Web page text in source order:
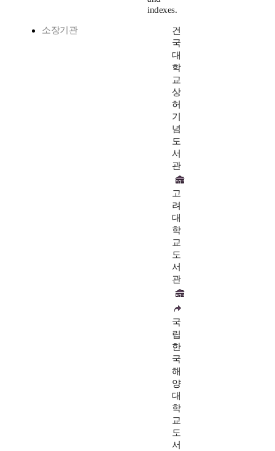
indexes.
소장기관
건
국
대
학
교
상
허
기
념
도
서
관
고
려
대
학
교
도
서
관
국
립
한
국
해
양
대
학
교
도
서